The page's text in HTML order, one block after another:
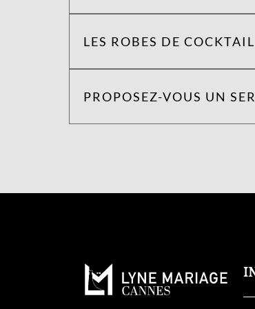
LES ROBES DE
PROPOSEZ-VOUS UN